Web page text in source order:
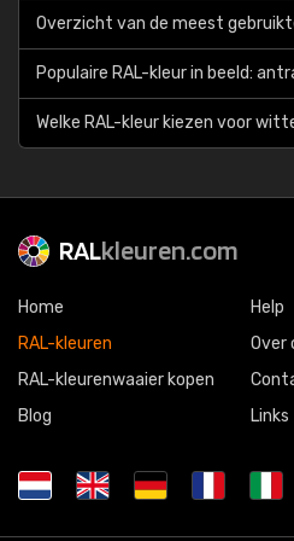
Overzicht van de meest
Populaire RAL-kleur in beeld:
Welke RAL-kleur kiezen voor
RALkleuren.com
Home
RAL-kleuren
RAL-kleurenwaaier kopen
Blog
Help
Over
Links